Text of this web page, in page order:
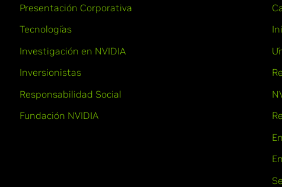
Presentación Corporativa
Tecnologías
Investigación en NVIDIA
Inversionistas
Responsabilidad Social
Fundación NVIDIA